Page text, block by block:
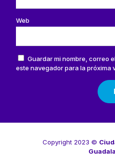
Web
Guardar mi nombre, correo
este navegador para la próxima
Copyright 2023 ©